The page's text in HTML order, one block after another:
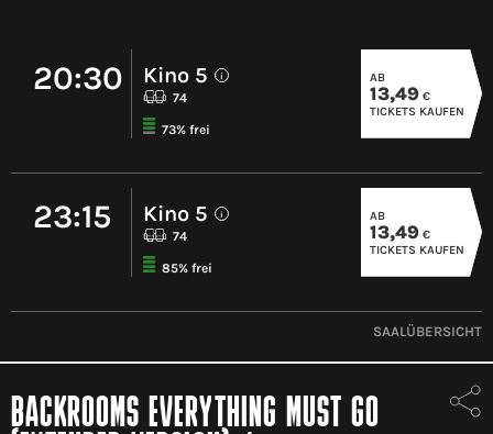
20:30 Kino 5 i
74
73% frei
AB
13,49 €
TICKETS KAUFEN
23:15 Kino 5 i
74
85% frei
AB
13,49 €
TICKETS KAUFEN
SAALÜBERSICHT
BACKROOMS EVERYTHING MUST GO